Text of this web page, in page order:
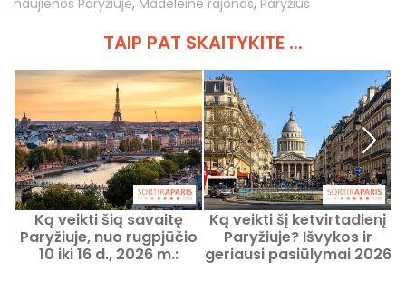
TAIP PAT SKAITYKITE ...
Ką veikti šią savaitę
Paryžiuje, nuo rugpjūčio
10 iki 16 d., 2026 m.:
Ką veikti šį ketvirtadienį
Paryžiuje? Išvykos ir
geriausi pasiūlymai 2026